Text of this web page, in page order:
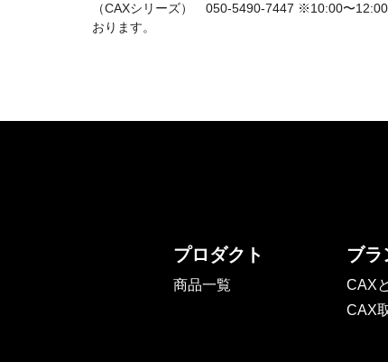
（CAXシリーズ） 050-5490-7447 ※10:00〜
おります。
プロダクト
商品一覧
ブラ
CAX
CAX